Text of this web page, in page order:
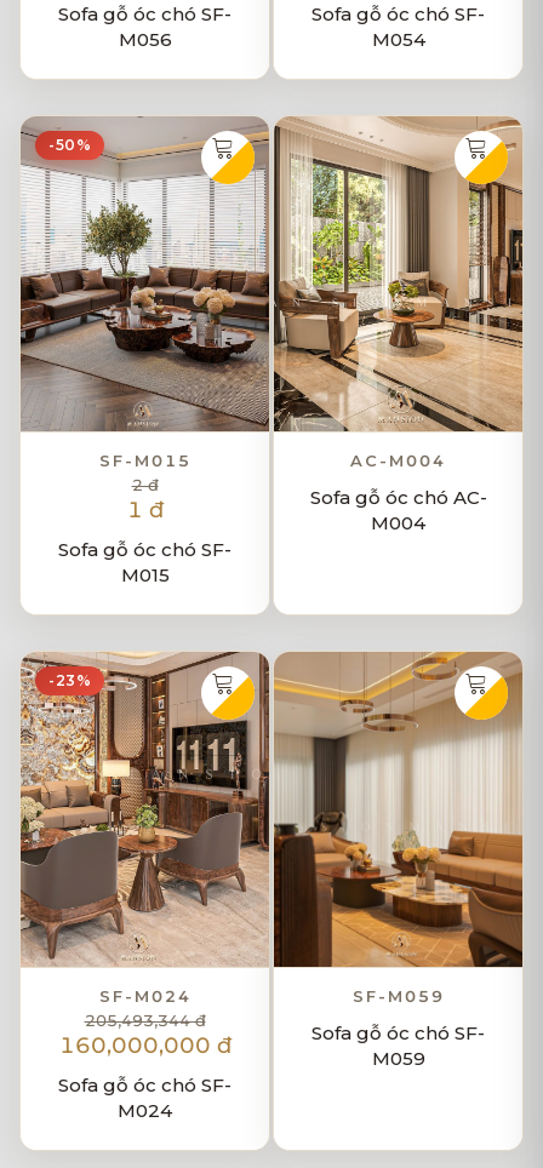
Sofa gỗ óc chó SF-
M056
Sofa gỗ óc chó SF-
M054
-50%
SF-M015
2 đ
1 đ
Sofa gỗ óc chó SF-
M015
AC-M004
Sofa gỗ óc chó AC-
M004
-23%
SF-M024
205,493,344 đ
160,000,000 đ
Sofa gỗ óc chó SF-
M024
SF-M059
Sofa gỗ óc chó SF-
M059